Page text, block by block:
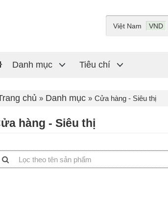
Việt Nam VND
Danh mục Tiêu chí
chủ Danh mục Cửa hàng - Siêu thị
hàng - Siêu thị